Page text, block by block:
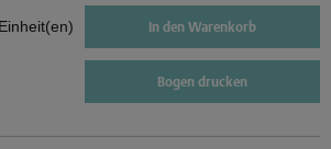
Einheit(en) In den Warenkorb
Bogen drucken